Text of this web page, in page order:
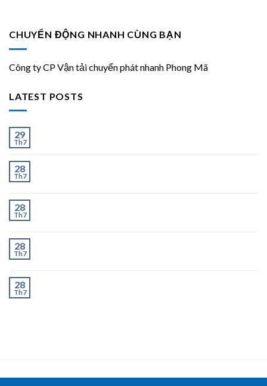
CHUYỂN ĐỘNG NHANH CÙNG BẠN
Công ty CP Vận tải chuyển phát nhanh Phong Mã
LATEST POSTS
29
Th7
28
Th7
28
Th7
28
Th7
28
Th7